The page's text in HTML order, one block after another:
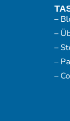
–
–
–
–
–